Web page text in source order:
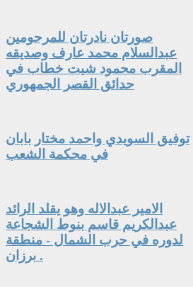
صورتان نادرتان للمرحومين
عبدالسلام محمد عارف وصديقه
المقرب محمود شيت خطاب في
حدائق القصر الجمهوري
توفيق السويدي واحمد مختار بابان
في محكمة الشعب
الامير عبدالاله وهو يقلد الرائد
عبدالكريم قاسم بنوط الشجاعة
لدوره في حرب الشمال - منطقة
برزان .